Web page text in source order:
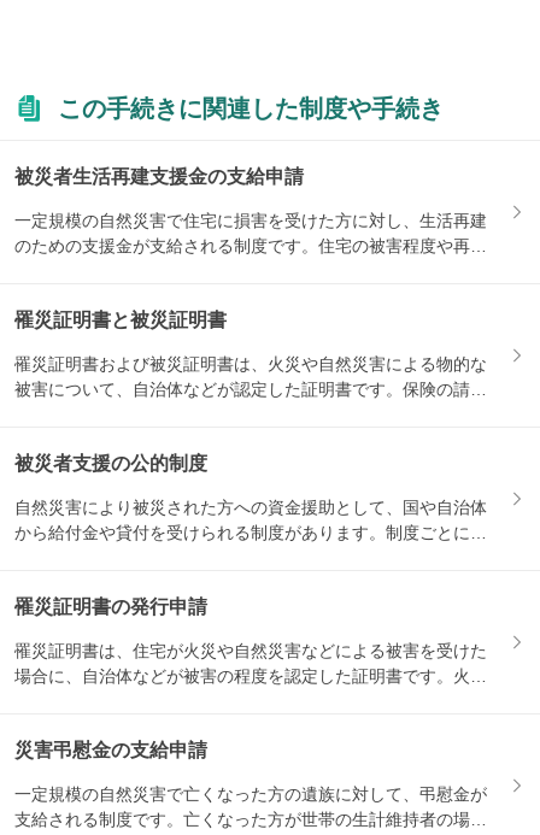
この手続きに関連した制度や手続き
被災者生活再建支援金の支給申請
一定規模の自然災害で住宅に損害を受けた方に対し、生活再建
のための支援金が支給される制度です。住宅の被害程度や再建
罹災証明書と被災証明書
罹災証明書および被災証明書は、火災や自然災害による物的な
被害について、自治体などが認定した証明書です。保険の請求
被災者支援の公的制度
自然災害により被災された方への資金援助として、国や自治体
から給付金や貸付を受けられる制度があります。制度ごとに対
罹災証明書の発行申請
罹災証明書は、住宅が火災や自然災害などによる被害を受けた
場合に、自治体などが被害の程度を認定した証明書です。火災
災害弔慰金の支給申請
一定規模の自然災害で亡くなった方の遺族に対して、弔慰金が
支給される制度です。亡くなった方が世帯の生計維持者の場合